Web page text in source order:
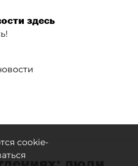
здесь
cookie-